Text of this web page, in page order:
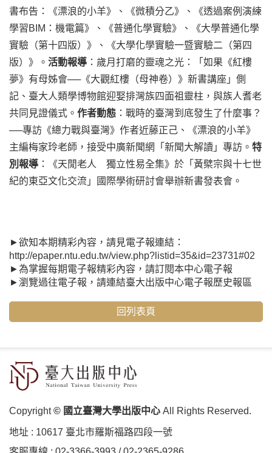
書布告：《漂浪的小羊》、《微積分乙》、《透過案例演練
學習BIM：機電篇》、《普通化學實驗》、《大學普通化學
實驗（第十四版）》、《大學化學實驗一暨實驗二（第四
版）》。 活動報導 ：歲月打磨的靈魂之光：「如果《紅樓
夢》有母姊會──《大觀紅樓（母神卷）》新書講座」側
記、臺大人類學博物館迎娶排灣族四面祖靈柱，與族人耆老
共同見證儀式。 作者動態 ：戰時的臺灣到底發生了什麼事？
──專訪《總力戰與臺灣》作者近藤正己、《漂浪的小羊》
主編梅家玲老師，接受中廣新聞網「新聞大解讀」專訪。 特
別報導 ：《天閒老人 獨立性易全集》於「黃檗宗與十七世
紀的東亞文化交流」國際學術研討會舉辦新書發表會。
►欲知本期精彩內容，請見電子報連結：
http://epaper.ntu.edu.tw/view.php?listid=35&id=23731#02
►為掌握每期電子報精彩內容，請訂閱本中心電子報
►瀏覽過往電子報，請連結臺大出版中心電子報歷史報區
回列表頁
Copyright© 國立臺灣大學出版中心 All Rights Reserved.
地址 : 10617 臺北市羅斯福路四段⼀號